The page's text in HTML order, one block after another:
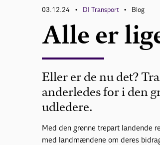
03.12.24 • DI Transport • Blog
Alle er
Eller er de nu det?
anderledes for i den
udledere.
Med den grønne trepart landende
med landmændene om deres